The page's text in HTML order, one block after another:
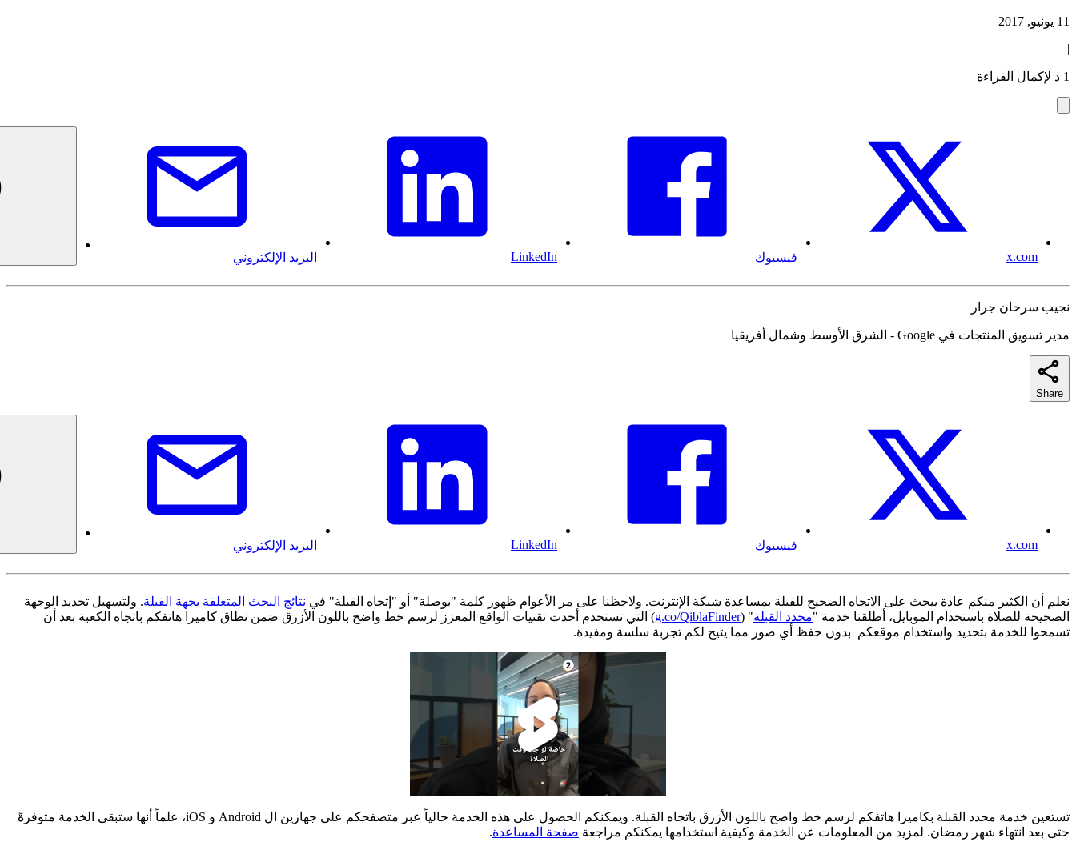
11 يونيو, 2017
|
1 د لإكمال القراءة
x.com فيسبوك LinkedIn البريد الإلكتروني
نجيب سرحان جرار
مدير تسويق المنتجات في Google - الشرق الأوسط وشمال أفريقيا
Share
x.com فيسبوك LinkedIn البريد الإلكتروني
نعلم أن الكثير منكم عادة يبحث على الاتجاه الصحيح للقبلة بمساعدة شبكة الإنترنت. ولاحظنا على مر الأعوام ظهور كلمة "بوصلة" أو "إتجاه القبلة" في نتائج البحث المتعلقة بجهة القبلة. ولتسهيل تحديد الوجهة
الصحيحة للصلاة باستخدام الموبايل، أطلقنا خدمة "محدد القبلة" (
g.co/QiblaFinder) التي تستخدم أحدث تقنيات الواقع المعزز لرسم خط واضح باللون الأزرق ضمن نطاق كاميرا هاتفكم باتجاه الكعبة بعد أن
تسمحوا للخدمة بتحديد واستخدام موقعكم بدون حفظ أي صور مما يتيح لكم تجربة سلسة ومفيدة.
تستعين خدمة محدد القبلة بكاميرا هاتفكم لرسم خط واضح باللون الأزرق باتجاه القبلة. ويمكنكم الحصول على هذه الخدمة حالياً عبر متصفحكم على جهازين ال Android و iOS، علماً أنها ستبقى الخدمة متوفرةً
حتى بعد انتهاء شهر رمضان. لمزيد من المعلومات عن الخدمة وكيفية استخدامها يمكنكم مراجعة صفحة المساعدة.